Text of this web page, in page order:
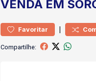
VENDA EM
Favoritar |
Compartilhe: